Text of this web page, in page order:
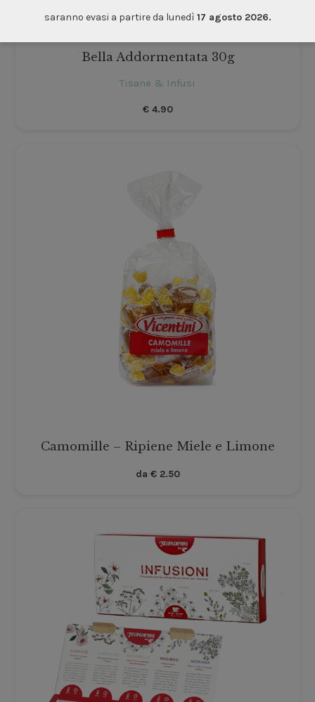
Bella Addormentata 30g
Tisane & Infusi
€4.90
Camomille – Ripiene Miele e Limone
da €2.50
saranno evasi a partire da lunedì 17 agosto 2026.